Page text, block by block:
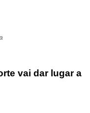
vai dar lugar a